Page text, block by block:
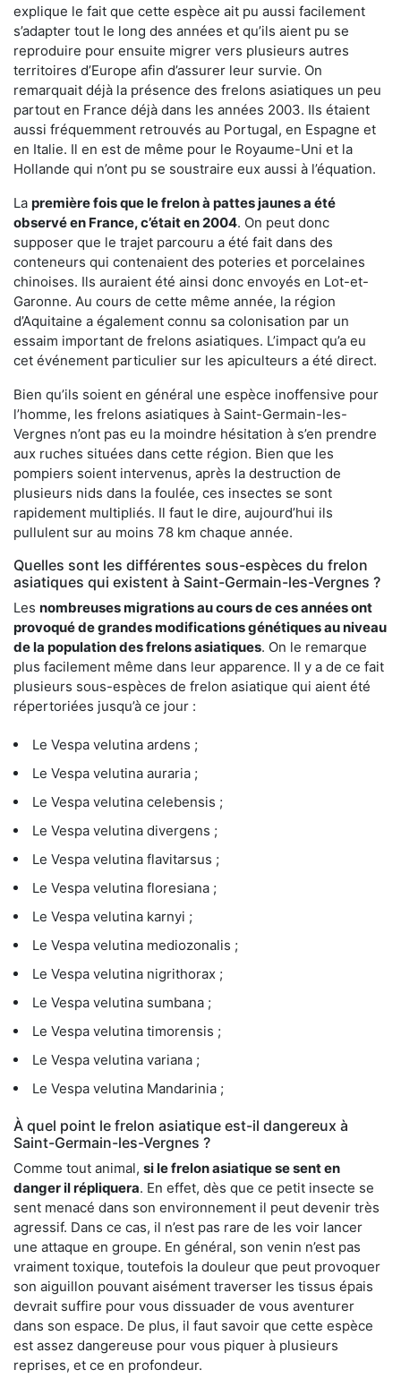
explique le fait que cette espèce ait pu aussi facilement
s’adapter tout le long des années et qu’ils aient pu se
reproduire pour ensuite migrer vers plusieurs autres
territoires d’Europe afin d’assurer leur survie. On
remarquait déjà la présence des frelons asiatiques un peu
partout en France déjà dans les années 2003. Ils étaient
aussi fréquemment retrouvés au Portugal, en Espagne et
en Italie. Il en est de même pour le Royaume-Uni et la
Hollande qui n’ont pu se soustraire eux aussi à l’équation.
La première fois que le frelon à pattes jaunes a été
observé en France, c’était en 2004. On peut donc
supposer que le trajet parcouru a été fait dans des
conteneurs qui contenaient des poteries et porcelaines
chinoises. Ils auraient été ainsi donc envoyés en Lot-et-
Garonne. Au cours de cette même année, la région
d’Aquitaine a également connu sa colonisation par un
essaim important de frelons asiatiques. L’impact qu’a eu
cet événement particulier sur les apiculteurs a été direct.
Bien qu’ils soient en général une espèce inoffensive pour
l’homme, les frelons asiatiques à Saint-Germain-les-
Vergnes n’ont pas eu la moindre hésitation à s’en prendre
aux ruches situées dans cette région. Bien que les
pompiers soient intervenus, après la destruction de
plusieurs nids dans la foulée, ces insectes se sont
rapidement multipliés. Il faut le dire, aujourd’hui ils
pullulent sur au moins 78 km chaque année.
Quelles sont les différentes sous-espèces du frelon
asiatiques qui existent à Saint-Germain-les-Vergnes ?
Les nombreuses migrations au cours de ces années ont
provoqué de grandes modifications génétiques au niveau
de la population des frelons asiatiques. On le remarque
plus facilement même dans leur apparence. Il y a de ce fait
plusieurs sous-espèces de frelon asiatique qui aient été
répertoriées jusqu’à ce jour :
Le Vespa velutina ardens ;
Le Vespa velutina auraria ;
Le Vespa velutina celebensis ;
Le Vespa velutina divergens ;
Le Vespa velutina flavitarsus ;
Le Vespa velutina floresiana ;
Le Vespa velutina karnyi ;
Le Vespa velutina mediozonalis ;
Le Vespa velutina nigrithorax ;
Le Vespa velutina sumbana ;
Le Vespa velutina timorensis ;
Le Vespa velutina variana ;
Le Vespa velutina Mandarinia ;
À quel point le frelon asiatique est-il dangereux à
Saint-Germain-les-Vergnes ?
Comme tout animal, si le frelon asiatique se sent en
danger il répliquera. En effet, dès que ce petit insecte se
sent menacé dans son environnement il peut devenir très
agressif. Dans ce cas, il n’est pas rare de les voir lancer
une attaque en groupe. En général, son venin n’est pas
vraiment toxique, toutefois la douleur que peut provoquer
son aiguillon pouvant aisément traverser les tissus épais
devrait suffire pour vous dissuader de vous aventurer
dans son espace. De plus, il faut savoir que cette espèce
est assez dangereuse pour vous piquer à plusieurs
reprises, et ce en profondeur.